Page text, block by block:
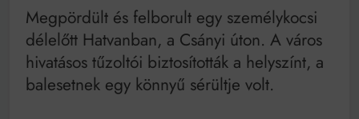
Megpördült és felborult egy személykocsi
délelőtt Hatvanban, a Csányi úton. A város
hivatásos tűzoltói biztosították a helyszínt, a
balesetnek egy könnyű sérültje volt.